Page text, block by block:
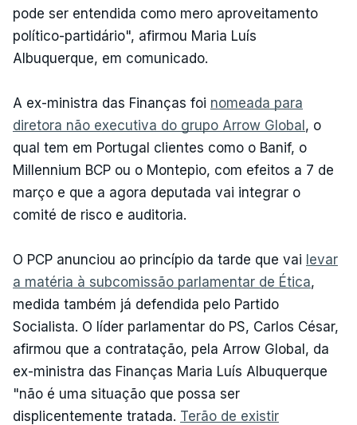
pode ser entendida como mero aproveitamento
político-partidário", afirmou Maria Luís
Albuquerque, em comunicado.
A ex-ministra das Finanças foi nomeada para
diretora não executiva do grupo Arrow Global , o
qual tem em Portugal clientes como o Banif, o
Millennium BCP ou o Montepio, com efeitos a 7 de
março e que a agora deputada vai integrar o
comité de risco e auditoria.
O PCP anunciou ao princípio da tarde que vai levar
a matéria à subcomissão parlamentar de Ética,
medida também já defendida pelo Partido
Socialista. O líder parlamentar do PS, Carlos César,
afirmou que a contratação, pela Arrow Global, da
ex-ministra das Finanças Maria Luís Albuquerque
"não é uma situação que possa ser
displicentemente tratada. Terão de existir